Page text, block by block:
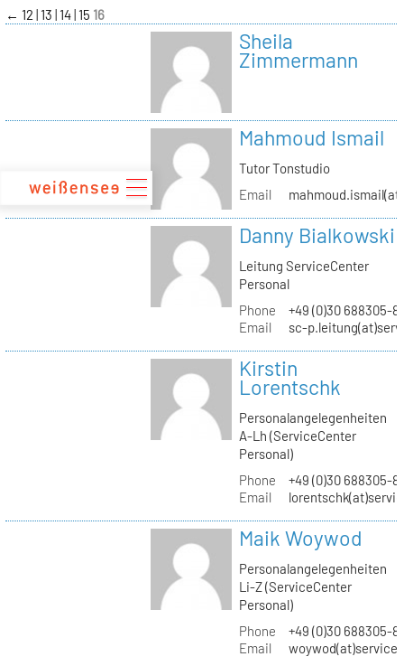
zum
Inhalt
← 12 13 14 15 16
Sheila
Zimmermann
Mahmoud Ismail
Tutor Tonstudio
Email
Danny Bialkowski
Leitung ServiceCenter
Personal
Phone
+49 (0)30 688305-
Email
sc-
Kirstin
Lorentschk
Personalangelegenheiten
A-Lh (ServiceCenter
Personal)
Phone
+49 (0)30 688305-
Email
Maik Woywod
Personalangelegenheiten
Li-Z (ServiceCenter
Personal)
Phone
+49 (0)30 688305-
Email